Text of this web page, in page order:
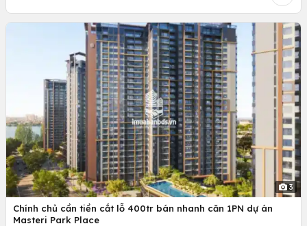
3
Chính chủ cần tiền cắt lỗ 400tr bán nhanh căn 1PN dự án
Masteri Park Place